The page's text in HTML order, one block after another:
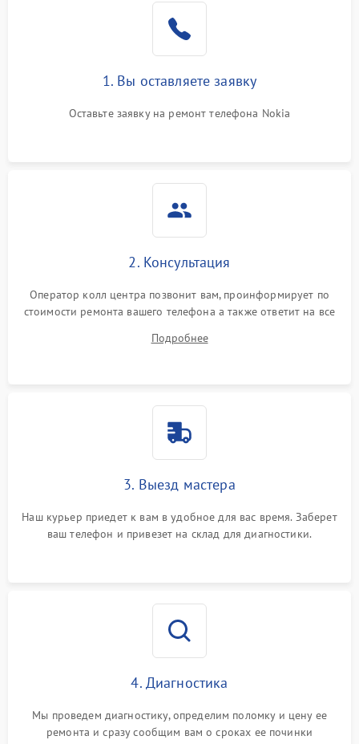
1. Вы оставляете заявку
Оставьте заявку на ремонт телефона Nokia
2. Консультация
Оператор колл центра позвонит вам, проинформирует по
стоимости ремонта вашего телефона а также ответит на все
Подробнее
3. Выезд мастера
Наш курьер приедет к вам в удобное для вас время. Заберет
ваш телефон и привезет на склад для диагностики.
4. Диагностика
Мы проведем диагностику, определим поломку и цену ее
ремонта и сразу сообщим вам о сроках ее починки